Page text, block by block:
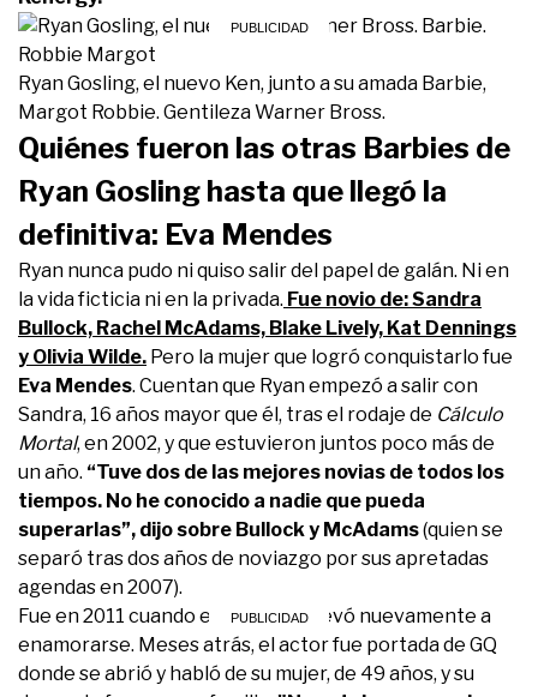
Ryan Gosling, el nuevo Ken, junto a su amada Barbie,
Margot Robbie. Gentileza Warner Bross.
Quiénes fueron las otras Barbies de
Ryan Gosling hasta que llegó la
definitiva: Eva Mendes
Ryan nunca pudo ni quiso salir del papel de galán. Ni en
la vida ficticia ni en la privada. Fue novio de: Sandra
Bullock, Rachel McAdams, Blake Lively, Kat Dennings
y Olivia Wilde. Pero la mujer que logró conquistarlo fue
Eva Mendes. Cuentan que Ryan empezó a salir con
Sandra, 16 años mayor que él, tras el rodaje de Cálculo
Mortal, en 2002, y que estuvieron juntos poco más de
un año. “Tuve dos de las mejores novias de todos los
tiempos. No he conocido a nadie que pueda
superarlas”, dijo sobre Bullock y McAdams(quien se
separó tras dos años de noviazgo por sus apretadas
agendas en 2007).
Fue en 2011 cuando el trabajo lo llevó nuevamente a
enamorarse. Meses atrás, el actor fue portada de GQ
donde se abrió y habló de su mujer, de 49 años, y su